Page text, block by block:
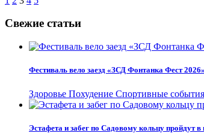
записей
Свежие статьи
Фестиваль вело заезд «ЗСД Фонтанка Фест
Здоровье Похудение Спортивные события
Эстафета и забег по Садовому кольцу пройдут